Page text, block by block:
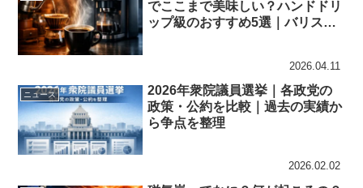
でここまで美味しい？ハンドドリ
ップ級のおすすめ5選｜バリスタ
2026.04.11
ニュース
2026年衆院議員選挙｜各政党の
政策・公約を比較｜過去の実績か
ら争点を整理
2026.02.02